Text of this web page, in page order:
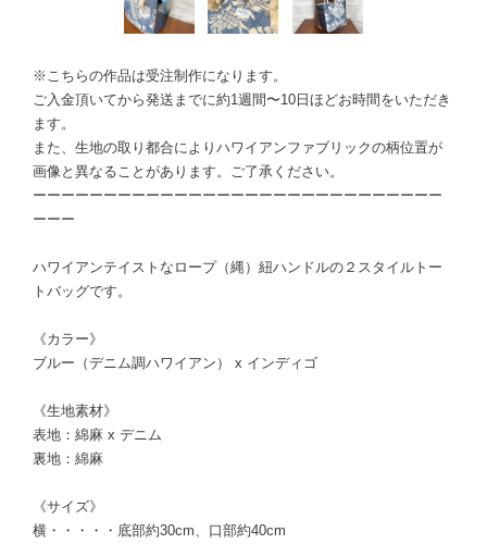
※こちらの作品は受注制作になります。
ご入金頂いてから発送までに約1週間〜10日ほどお時間をいただき
ます。
また、生地の取り都合によりハワイアンファブリックの柄位置が
画像と異なることがあります。ご了承ください。
ーーーーーーーーーーーーーーーーーーーーーーーーーーーーー
ーーー
ハワイアンテイストなロープ（縄）紐ハンドルの２スタイルトー
トバッグです。
《カラー》
ブルー（デニム調ハワイアン） x インディゴ
《生地素材》
表地：綿麻 x デニム
裏地：綿麻
《サイズ》
横・・・・・底部約30cm、口部約40cm